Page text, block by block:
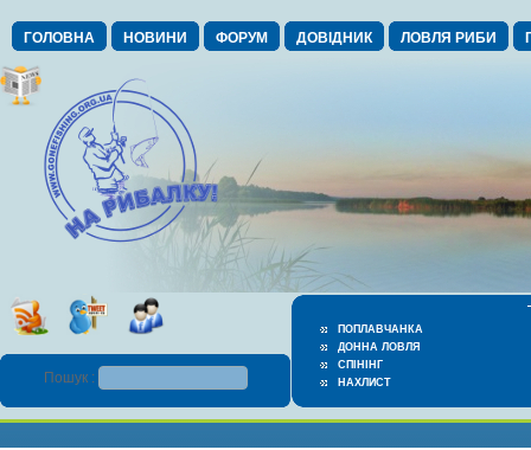
ГОЛОВНА НОВИНИ ФОРУМ ДОВІДНИК ЛОВЛЯ РИБИ
ПОПЛАВЧАНКА
ДОННА ЛОВЛЯ
СПІНІНГ
НАХЛИСТ
Пошук :